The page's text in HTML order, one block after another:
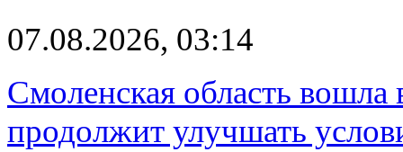
07.08.2026, 03:14
Смоленская область
продолжит улучшать